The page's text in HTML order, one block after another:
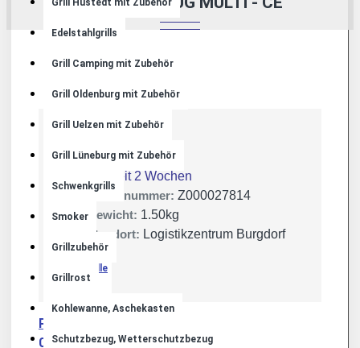
Grill Hustedt mit Zubehör
Edelstahlgrills
Grill Camping mit Zubehör
Grill Oldenburg mit Zubehör
Grill Uelzen mit Zubehör
Grill Lüneburg mit Zubehör
Schwenkgrills
Smoker
Grillzubehör
Grillrost
Kohlewanne, Aschekasten
Schutzbezug, Wetterschutzbezug
Lager:
Lieferzeit 2 Wochen
Artikelnummer: Z000027814
Gewicht: 1.50kg
Standort: Logistikzentrum Burgdorf
JVA Celle
Produktsicherheit
0 Bewertungen - + Bewertung